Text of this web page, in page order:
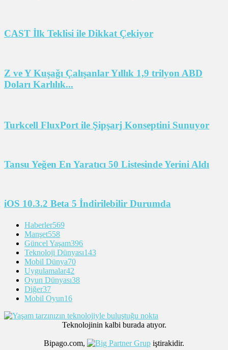
CAST İlk Teklisi ile Dikkat Çekiyor
Z ve Y Kuşağı Çalışanlar Yıllık 1,9 trilyon ABD
Doları Karlılık...
Turkcell FluxPort ile Şipşarj Konseptini Sunuyor
Tansu Yeğen En Yaratıcı 50 Listesinde Yerini Aldı
iOS 10.3.2 Beta 5 İndirilebilir Durumda
Haberler569
Manşet558
Güncel Yaşam396
Teknoloji Dünyası143
Mobil Dünya70
Uygulamalar42
Oyun Dünyası38
Diğer37
Mobil Oyun16
Teknolojinin kalbi burada atıyor.
Bipago.com, iştirakidir.